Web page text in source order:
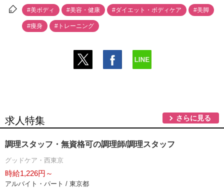
#美ボディ #美容・健康 #ダイエット・ボディケア #美脚
#痩身 #トレーニング
求人特集 さらに見る
調理スタッフ・無資格可の調理師/調理スタッフ
グッドケア・西東京
時給1,226円～
アルバイト・パート / 東京都